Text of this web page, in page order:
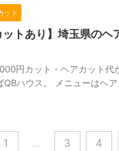
ット
ットあり】埼玉県の
円カット・ヘアカット
QBハウス。 メニューはヘ
1 … 3 4